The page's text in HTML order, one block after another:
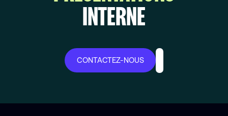
INTERNE
CONTACTEZ-NOUS